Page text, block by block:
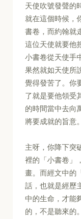
天使吹號發聲的
就在這個時候，
書卷，而約翰就
這位天使就要他
小書卷從天使手
果然就如天使所
覺得發苦了。你
了就是要他領受
的時間當中去向
將要成就的旨意。
主呀，你降下突
裡的「小書卷」
畫。而經文中的
話，也就是經歷
中的生命，才能
的，不是聽來的